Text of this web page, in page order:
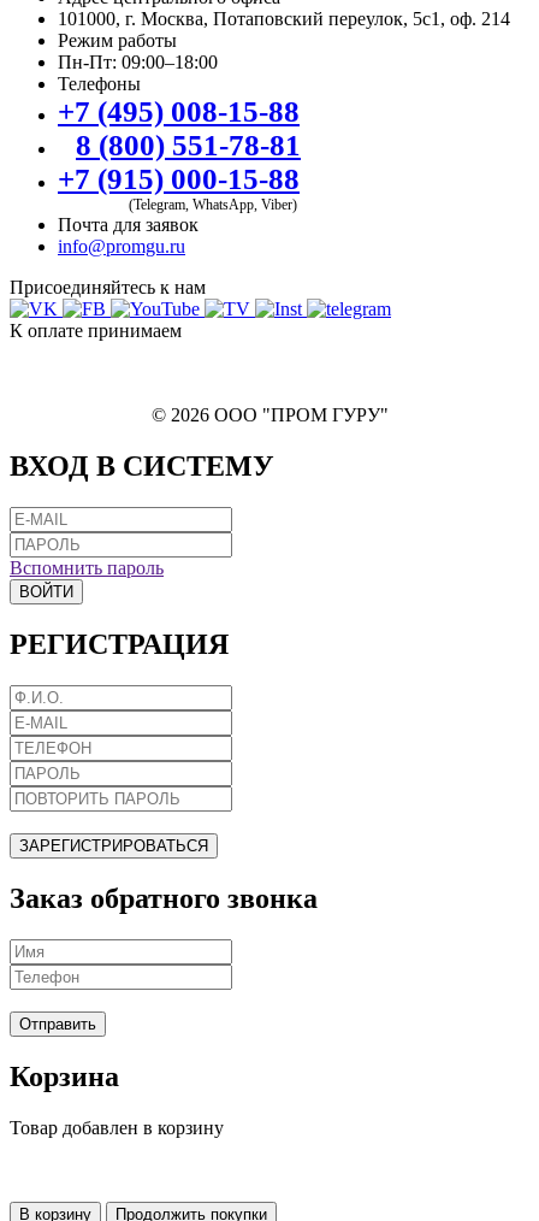
101000, г. Москва, Потаповский переулок, 5с1, оф. 214
Режим работы
Пн-Пт: 09:00–18:00
Телефоны
+7 (495) 008-15-88
8 (800) 551-78-81
+7 (915) 000-15-88
(Telegram, WhatsApp, Viber)
Почта для заявок
info@promgu.ru
Присоединяйтесь к нам
К оплате принимаем
© 2026 ООО "ПРОМ ГУРУ"
ВХОД В СИСТЕМУ
Вспомнить пароль
ВОЙТИ
РЕГИСТРАЦИЯ
ЗАРЕГИСТРИРОВАТЬСЯ
Заказ обратного звонка
Отправить
Корзина
Товар добавлен в корзину
В корзину Продолжить покупки